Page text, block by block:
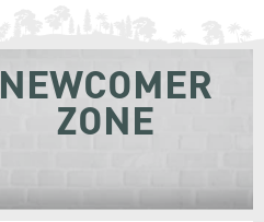
NEWCOMER
ZONE